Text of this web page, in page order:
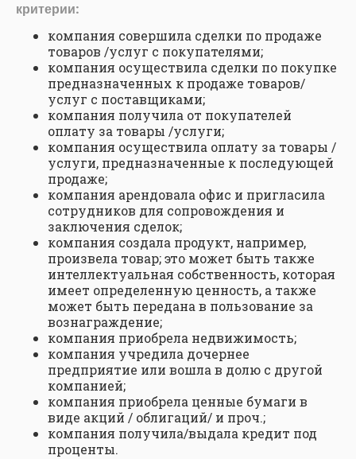
критерии:
компания совершила сделки по продаже
товаров /услуг с покупателями;
компания осуществила сделки по покупке
предназначенных к продаже товаров/
услуг с поставщиками;
компания получила от покупателей
оплату за товары /услуги;
компания осуществила оплату за товары /
услуги, предназначенные к последующей
продаже;
компания арендовала офис и пригласила
сотрудников для сопровождения и
заключения сделок;
компания создала продукт, например,
произвела товар; это может быть также
интеллектуальная собственность, которая
имеет определенную ценность, а также
может быть передана в пользование за
вознаграждение;
компания приобрела недвижимость;
компания учредила дочернее
предприятие или вошла в долю с другой
компанией;
компания приобрела ценные бумаги в
виде акций / облигаций/ и проч.;
компания получила/выдала кредит под
проценты.